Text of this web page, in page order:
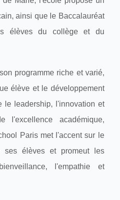
ainsi que le Baccalauréat
élèves du collège et du
programme riche et varié,
élève et le développement
le leadership, l'innovation et
l'excellence académique,
Paris met l'accent sur le
ses élèves et promeut les
l'empathie et